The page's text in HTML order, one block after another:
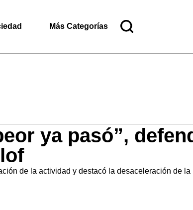
Más Categorías
ya pasó”,
de la actividad y destacó la desaceleración de